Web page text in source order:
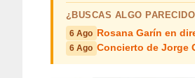
¿BUSCAS ALGO
6 Ago Rosana Garín en
6 Ago Concierto de Jorge